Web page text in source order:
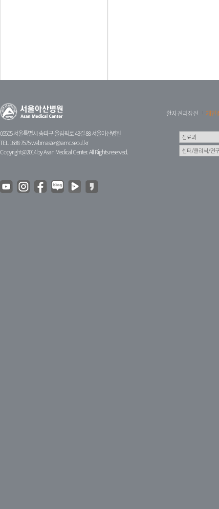
05505 서울특별시 송파구 올림픽로 43길 88 서울아산병원
TEL 1688-7575webmaster@amc.seoul.kr
Copyright@2014 by Asan Medical Center. All Rights reserved.
환자권리장전 개인